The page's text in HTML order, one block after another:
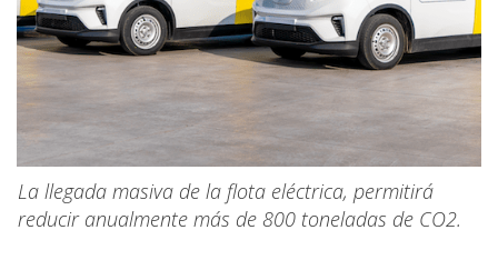
La llegada masiva de la flota eléctrica, permitirá
reducir anualmente más de 800 toneladas de CO2.